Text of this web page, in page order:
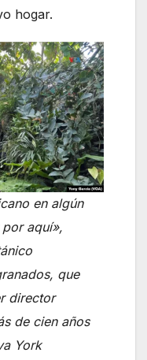
hogar.
en algún
aquí»,
que
director
de cien años
York